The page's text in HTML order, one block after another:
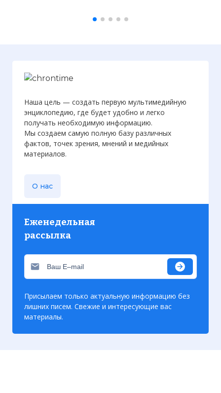
Наша цель — создать первую мультимедийную
энциклопедию, где будет удобно и легко
получать необходимую информацию.
Мы создаем самую полную базу различных
фактов, точек зрения, мнений и медийных
материалов.
О нас
Еженедельная
рассылка
Присылаем только актуальную информацию без
лишних писем. Свежие и интересующие вас
материалы.